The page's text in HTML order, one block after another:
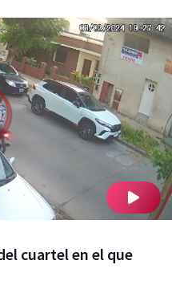
cuartel en el que